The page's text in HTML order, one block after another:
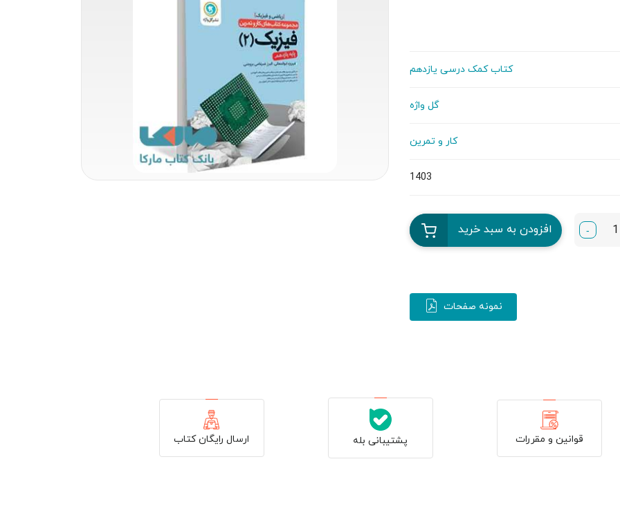
کتاب کمک درسی یازدهم
گل واژه
کار و تمرین
1403
- افزودن به سبد خرید
نمونه صفحات
قوانین و مقررات پشتیبانی بله ارسال رایگان کتاب